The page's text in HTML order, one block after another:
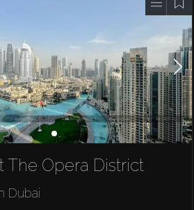
The Opera District
Dubai